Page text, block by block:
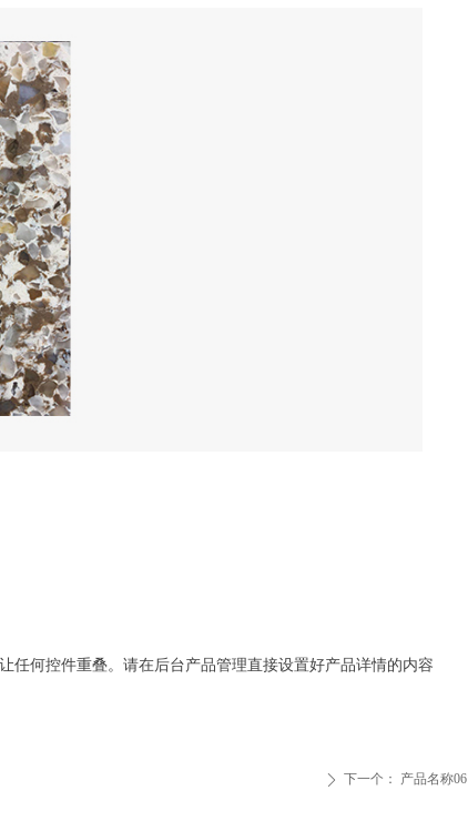
ꄲ 下一个： 产品名称06
任何控件重叠。请在后台产品管理直接设置好产品详情的内容